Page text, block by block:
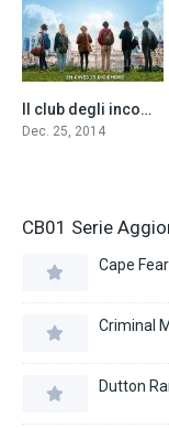
5.7
Il club degli incompresi (2014)
Dec. 25, 2014
CB01 Serie
Cape
Criminal
Dutton